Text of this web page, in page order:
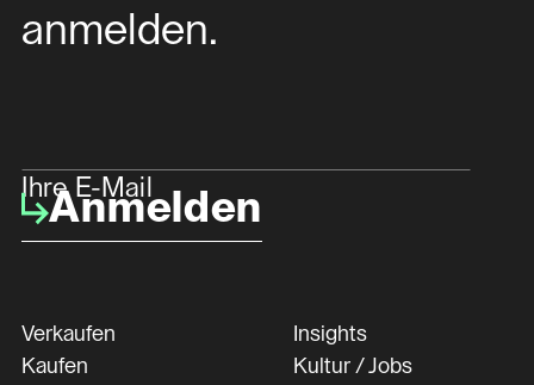
anmelden.
Ihre E-Mail
Anmelden
Verkaufen
Kaufen
Insights
Kultur / Jobs